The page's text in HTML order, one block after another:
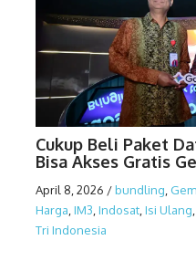
Cukup Beli Paket
Bisa Akses Gratis
April 8, 2026 /bundling
Harga IM3 Indosat Isi Ulang
Tri Indonesia